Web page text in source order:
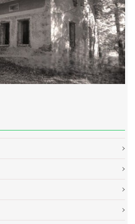
Kontakt:
za finanční podpory